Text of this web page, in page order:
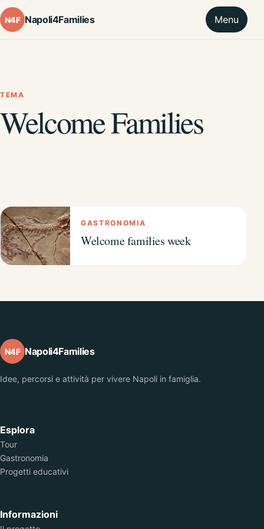
N4F Napoli4Families Menu
TEMA
Welcome Families
GASTRONOMIA
Welcome families week
N4F Napoli4Families
Idee, percorsi e attività per vivere Napoli in famiglia.
Esplora
Tour
Gastronomia
Progetti educativi
Informazioni